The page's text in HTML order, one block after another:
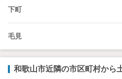
下町
毛見
和歌山市近隣の市区町村から